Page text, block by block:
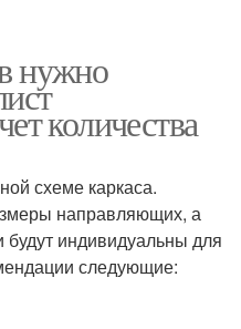
нужно
количества
схеме каркаса.
направляющих, а
индивидуальны для
следующие: